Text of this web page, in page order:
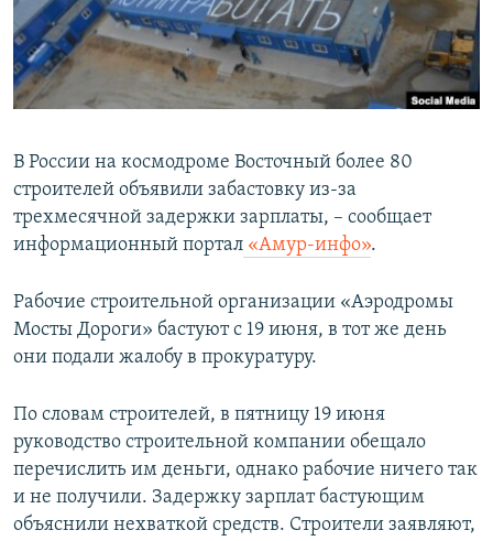
ПОБЕДИТЕЛЕЙ НЕ СУДЯТ?
КРЫМ.НЕПОКОРЕННЫЙ
ELIFBE
ПРИСОЕДИНЯЙТЕСЬ!
Все сайты RFE/RL
В России на космодроме Восточный более 80
строителей объявили забастовку из-за
трехмесячной задержки зарплаты, – сообщает
информационный портал «Амур-инфо».
Рабочие строительной организации «Аэродромы
Мосты Дороги» бастуют с 19 июня, в тот же день
они подали жалобу в прокуратуру.
По словам строителей, в пятницу 19 июня
руководство строительной компании обещало
перечислить им деньги, однако рабочие ничего так
и не получили. Задержку зарплат бастующим
объяснили нехваткой средств. Строители заявляют,